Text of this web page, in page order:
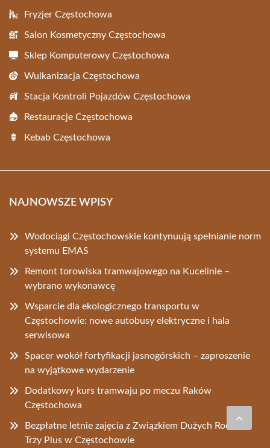
Fryzjer Częstochowa
Salon Kosmetyczny Częstochowa
Sklep Komputerowy Częstochowa
Wulkanizacja Częstochowa
Stacja Kontroli Pojazdów Częstochowa
Restauracje Częstochowa
Kebab Częstochowa
NAJNOWSZE WPISY
Wodociągi Częstochowskie kontynuują spełnianie norm
systemu EMAS
Remont torowiska tramwajowego na Kucelinie –
wybrano wykonawcę
Wsparcie dla ekologicznego transportu w
Częstochowie: nowe autobusy elektryczne i hala
serwisowa
Spacer wokół fortyfikacji jasnogórskich – zaproszenie
na wyjątkowe wydarzenie
Dodatkowy kurs tramwaju po meczu Raków
Częstochowa
Bezpłatne letnie zajęcia z Związkiem Dużych Rodzin
Trzy Plus w Częstochowie